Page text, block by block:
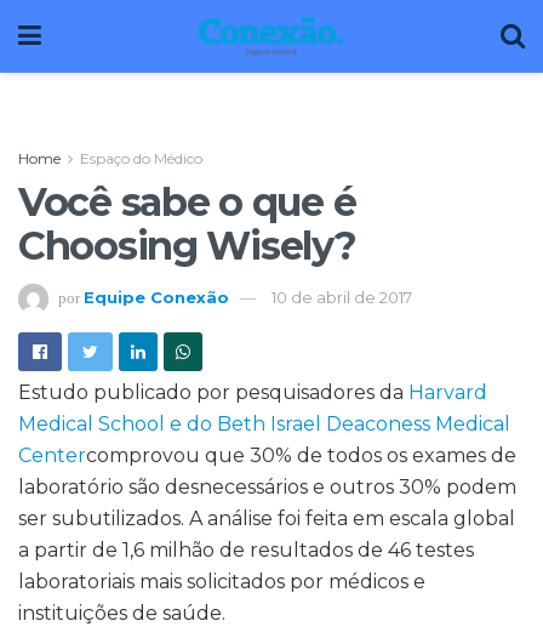
Home Espaço do Médico
Você sabe o que é
Choosing Wisely?
por Equipe Conexão 10 de abril de 2017
Estudo publicado por pesquisadores da Harvard
Medical School e do Beth Israel Deaconess Medical
Centercomprovou que 30% de todos os exames de
laboratório são desnecessários e outros 30% podem
ser subutilizados. A análise foi feita em escala global
a partir de 1,6 milhão de resultados de 46 testes
laboratoriais mais solicitados por médicos e
instituições de saúde.